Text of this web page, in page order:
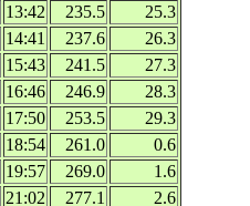
13:42 235.5
25.3
14:41 237.6
26.3
15:43 241.5
27.3
16:46 246.9
28.3
17:50 253.5
29.3
18:54 261.0
0.6
19:57 269.0
1.6
21:02 277.1
2.6